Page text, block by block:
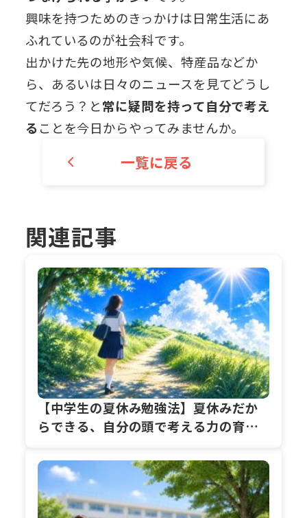
興味を持つためのきっかけは日常生活にあ
ふれているのが社会科です。
出かけた先の地形や気候、特産品などか
ら、あるいは日々のニュースを見てどうし
てだろう？と常に疑問を持って自分で考え
る ことを今日からやってみませんか。
一覧に戻る
関連記事
【中学生の夏休み勉強法】夏休みだか
らできる、自分の頭で考える力の育て